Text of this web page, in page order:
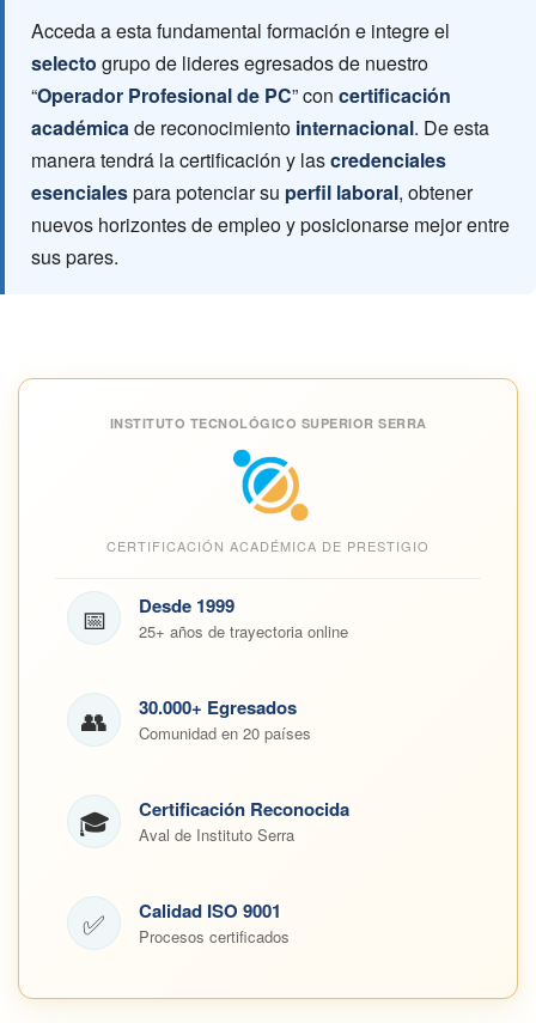
Acceda a esta fundamental formación e integre el
selecto grupo de lideres egresados de nuestro
“Operador Profesional de PC” con certificación
académicade reconocimiento internacional. De esta
manera tendrá la certificación y lascredenciales
esencialespara potenciar su perfil laboral, obtener
nuevos horizontes de empleo y posicionarse mejor entre
sus pares.
INSTITUTO TECNOLÓGICO SUPERIOR SERRA
CERTIFICACIÓN ACADÉMICA DE PRESTIGIO
📅 Desde 1999
25+ años de trayectoria online
👥 30.000+ Egresados
Comunidad en 20 países
🎓 Certificación Reconocida
Aval de Instituto Serra
✅ Calidad ISO 9001
Procesos certificados